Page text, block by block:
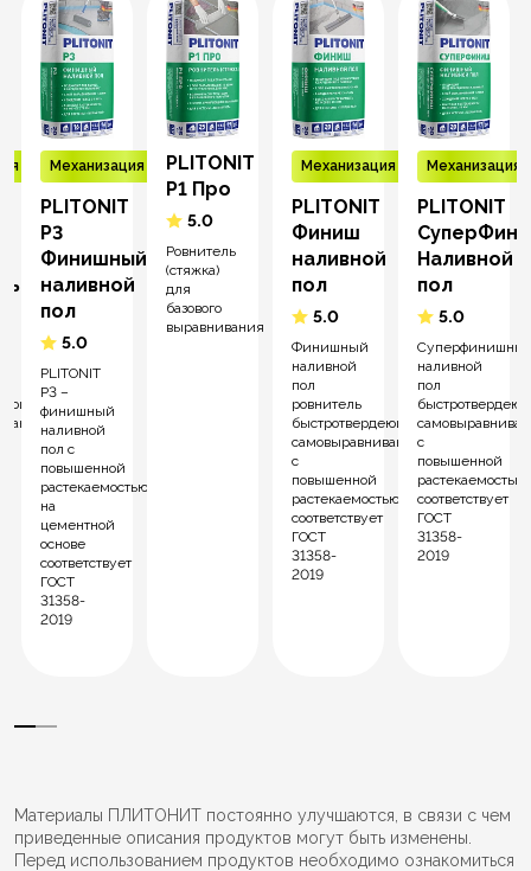
Механизация
PLITONIT
Р3
Финишный
наливной
пол
5.0
PLITONIT
Р3 –
финишный
наливной
пол с
повышенной
растекаемостью
на
цементной
основе
соответствует
ГОСТ
31358-
2019
PLITONIT
Р1 Про
5.0
Ровнитель
(стяжка)
для
базового
выравнивания
Механизация
PLITONIT
Финиш
наливной
пол
5.0
Финишный
наливной
пол
ровнитель
быстротвердеющий
самовыравнивающийся,
с
повышенной
растекаемостью
соответствует
ГОСТ
31358-
2019
Механизация
PLITONIT
Наливной
пол
5.0
наливной
пол
с
повышенной
растекаемостью
соответствует
ГОСТ
31358-
2019
Материалы ПЛИТОНИТ постоянно улучшаются, в связи с чем
приведенные описания продуктов могут быть изменены.
Перед использованием продуктов необходимо ознакомиться